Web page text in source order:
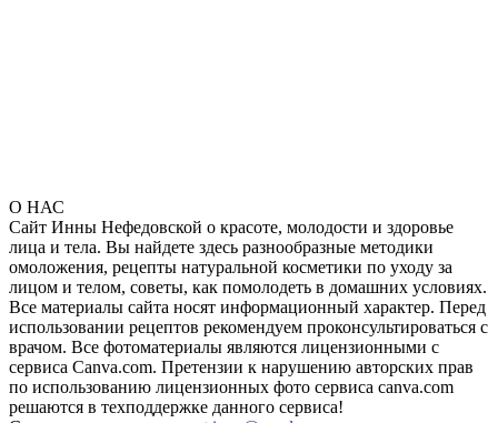
О НАС
Сайт Инны Нефедовской о красоте, молодости и здоровье
лица и тела. Вы найдете здесь разнообразные методики
омоложения, рецепты натуральной косметики по уходу за
лицом и телом, советы, как помолодеть в домашних условиях.
Все материалы сайта носят информационный характер. Перед
использовании рецептов рекомендуем проконсультироваться с
врачом. Все фотоматериалы являются лицензионными с
сервиса Canva.com. Претензии к нарушению авторских прав
по использованию лицензионных фото сервиса canva.com
решаются в техподдержке данного сервиса!